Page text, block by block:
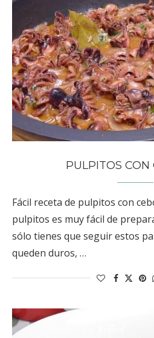
PULPITOS CON
Fácil receta de pulpitos con
pulpitos es muy fácil de
sólo tienes que seguir estos
queden duros, …